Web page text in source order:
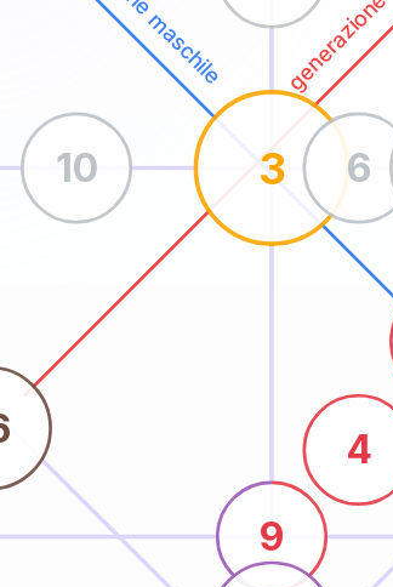
3
9
4
6
10